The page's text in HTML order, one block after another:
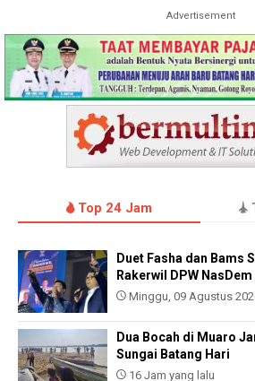
Advertisement
Top 24 Jam
Duet Fasha dan Bams
Rakerwil DPW
Minggu, 09 Agustus
Dua Bocah di Muaro
Sungai Batang Hari
16 Jam yang lalu